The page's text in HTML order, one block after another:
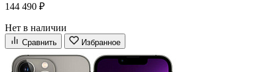
144 490 ₽
Нет в наличии
Сравнить Избранное